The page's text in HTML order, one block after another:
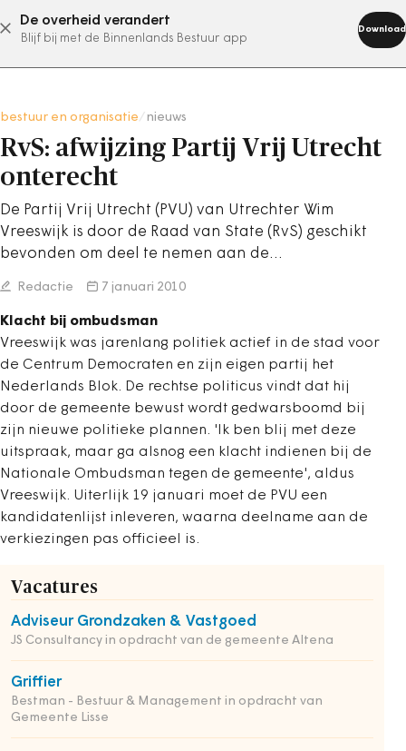
De overheid verandert
Blijf bij met de Binnenlands Bestuur app
Download
abonneer nu
bestuur en organisatie nieuws
RvS: afwijzing Partij Vrij Utrecht
onterecht
De Partij Vrij Utrecht (PVU) van Utrechter Wim
Vreeswijk is door de Raad van State (RvS) geschikt
bevonden om deel te nemen aan de…
Redactie 7 januari 2010
Klacht bij ombudsman
Vreeswijk was jarenlang politiek actief in de stad voor
de Centrum Democraten en zijn eigen partij het
Nederlands Blok. De rechtse politicus vindt dat hij
door de gemeente bewust wordt gedwarsboomd bij
zijn nieuwe politieke plannen. 'Ik ben blij met deze
uitspraak, maar ga alsnog een klacht indienen bij de
Nationale Ombudsman tegen de gemeente', aldus
Vreeswijk. Uiterlijk 19 januari moet de PVU een
kandidatenlijst inleveren, waarna deelname aan de
verkiezingen pas officieel is.
Vacatures
Adviseur Grondzaken & Vastgoed
JS Consultancy in opdracht van de gemeente Altena
Griffier
Bestman - Bestuur & Management in opdracht van
Gemeente Lisse